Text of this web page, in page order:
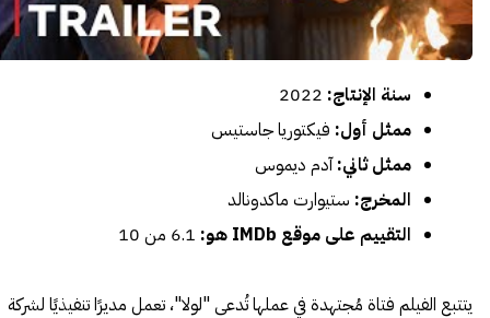
سنة الإنتاج:
ممثل أول: فيكتوريا جاستيس
ممثل ثاني:آدم ديموس
المخرج: ستيوارت ماكدونالد
التقييم على موقع IMDb هو:
6.1 من 10
يتتبع الفيلم فتاة مُجتهدة في عملها تُدعى "لولا"، تعمل مديرًا تنفيذيًا لشركة